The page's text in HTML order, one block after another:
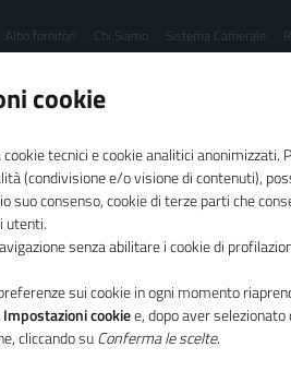
Albo fornitori Chi Siamo Sistema Camerale
- Archivio 2025
- Ottobre 2025
la Giunta della
il protocollo d'intesa
cookie
tecnici e cookie analitici anonimizzati.
(condivisione e/o visione di contenuti),
suo consenso, cookie di terze parti che
utenti.
senza abilitare i cookie di
sui cookie in ogni momento
Impostazioni cookiee, dopo aver
cliccando suConferma le scelte.